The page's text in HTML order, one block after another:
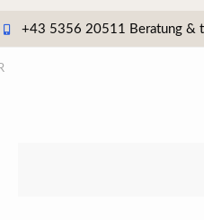
+43 5356 20511 Beratung &